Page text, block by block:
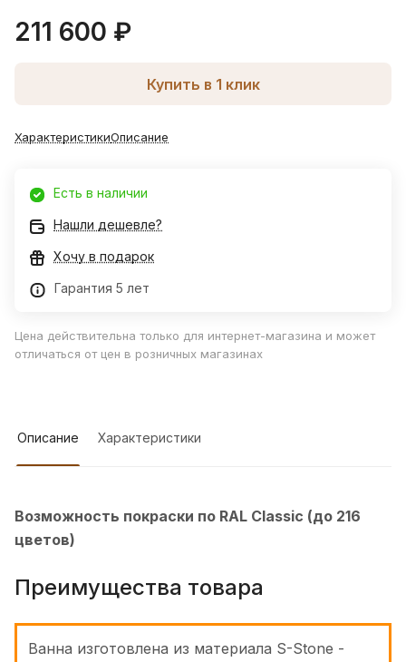
211 600 ₽
Купить в 1 клик
ХарактеристикиОписание
Есть в наличии
Нашли дешевле?
Хочу в подарок
Гарантия 5 лет
Цена действительна только для интернет-магазина и может
отличаться от цен в розничных магазинах
Описание Характеристики
Возможность покраски по RAL Classic (до 216
цветов)
Преимущества товара
Ванна изготовлена из материала S-Stone -